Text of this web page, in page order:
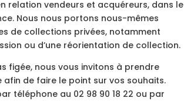
relation vendeurs et acquéreurs, dans le
Nous nous portons nous-mêmes
de collections privées, notamment
ou d’une réorientation de collection.
figée, nous vous invitons à prendre
de faire le point sur vos souhaits.
téléphone au 02 98 90 18 22 ou par